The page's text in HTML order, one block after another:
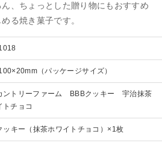
、ちょっとした贈り物にもおすすめ
る焼き菓子です。
（パッケージサイズ）
ントリーファーム BBBクッキー 宇治抹茶
トチョコ
ッキー（抹茶ホワイトチョコ）×1枚